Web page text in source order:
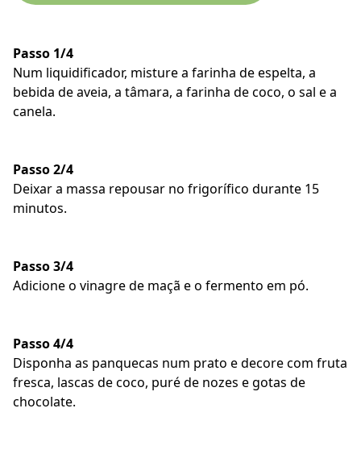
Passo 1/4
Num liquidificador, misture a farinha de espelta, a
bebida de aveia, a tâmara, a farinha de coco, o sal e a
canela.
Passo 2/4
Deixar a massa repousar no frigorífico durante 15
minutos.
Passo 3/4
Adicione o vinagre de maçã e o fermento em pó.
Passo 4/4
Disponha as panquecas num prato e decore com fruta
fresca, lascas de coco, puré de nozes e gotas de
chocolate.